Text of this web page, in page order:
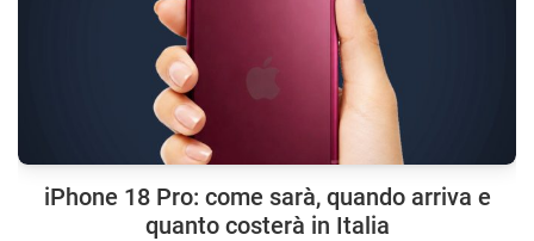
iPhone 18 Pro: come sarà, quando arriva e
quanto costerà in Italia